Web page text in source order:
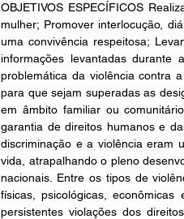
OBJETIVOS ESPECÍFICOS
mulher; Promover interlocução,
uma convivência respeitosa;
informações levantadas durante
problemática da violência contra
para que sejam superadas as
em âmbito familiar ou
garantia de direitos humanos e
discriminação e a violência eram
vida, atrapalhando o pleno
nacionais. Entre os tipos de
físicas, psicológicas,
persistentes violações dos